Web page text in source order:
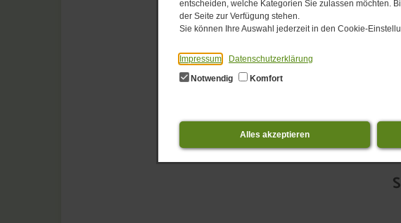
entscheiden, welche Kategorien Sie zulassen möchten.
der Seite zur Verfügung stehen.
Sie können Ihre Auswahl jederzeit in den Cookie-
Impressum
Datenschutzerklärung
Notwendig
Komfort
Alles akzeptieren